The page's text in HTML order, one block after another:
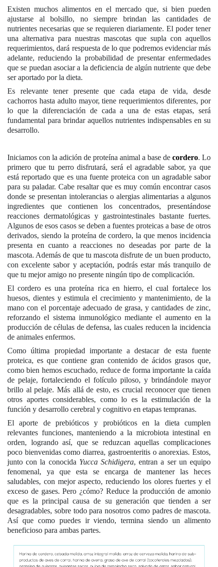
Existen muchos alimentos en el mercado que, si bien pueden
ajustarse al bolsillo, no siempre brindan las cantidades de
nutrientes necesarias que se requieren diariamente. El poder tener
una alternativa para nuestras mascotas que supla con aquellos
requerimientos, dará respuesta de lo que podremos evidenciar más
adelante, reduciendo la probabilidad de presentar enfermedades
que se puedan asociar a la deficiencia de algún nutriente que debe
ser aportado por la dieta.
Es relevante tener presente que cada etapa de vida, desde
cachorros hasta adulto mayor, tiene requerimientos diferentes, por
lo que la diferenciación de cada a una de estas etapas, será
fundamental para brindar aquellos nutrientes indispensables en su
desarrollo.
Iniciamos con la adición de proteína animal a base de cordero. Lo
primero que tu perro disfrutará, será el agradable sabor, ya que
está reportado que es una fuente proteica con un agradable sabor
para su paladar. Cabe resaltar que es muy común encontrar casos
donde se presentan intolerancias o alergias alimentarias a algunos
ingredientes que contienen los concentrados, presentándose
reacciones dermatológicas y gastrointestinales bastante fuertes.
Algunos de esos casos se deben a fuentes proteicas a base de otros
derivados, siendo la proteína de cordero, la que menos incidencia
presenta en cuanto a reacciones no deseadas por parte de la
mascota. Además de que tu mascota disfrute de un buen producto,
con excelente sabor y aceptación, podrás estar más tranquilo de
que tu mejor amigo no presente ningún tipo de complicación.
El cordero es una proteína rica en hierro, el cual fortalece los
huesos, dientes y estimula el crecimiento y mantenimiento, de la
mano con el porcentaje adecuado de grasa, y cantidades de zinc,
reforzando el sistema inmunológico mediante el aumento en la
producción de células de defensa, las cuales reducen la incidencia
de animales enfermos.
Como última propiedad importante a destacar de esta fuente
proteica, es que contiene gran contenido de ácidos grasos que,
como bien hemos escuchado, reduce de forma importante la caída
de pelaje, fortaleciendo el folículo piloso, y brindándole mayor
brillo al pelaje. Más allá de esto, es crucial reconocer que tienen
otros aportes considerables, como lo es la estimulación de la
función y desarrollo cerebral y cognitivo en etapas tempranas.
El aporte de prebióticos y probióticos en la dieta cumplen
relevantes funciones, manteniendo a la microbiota intestinal en
orden, logrando así, que se reduzcan aquellas complicaciones
poco bienvenidas como diarrea, gastroenteritis o anorexias. Estos,
junto con la conocida Yucca Schidigera, entran a ser un equipo
fenomenal, ya que esta se encarga de mantener las heces
saludables, con mejor aspecto, reduciendo los olores fuertes y el
exceso de gases. Pero ¿cómo? Reduce la producción de amonio
que es la principal causa de su generación que tienden a ser
desagradables, sobre todo para nosotros como padres de mascota.
Así que como puedes ir viendo, termina siendo un alimento
beneficioso para ambas partes.